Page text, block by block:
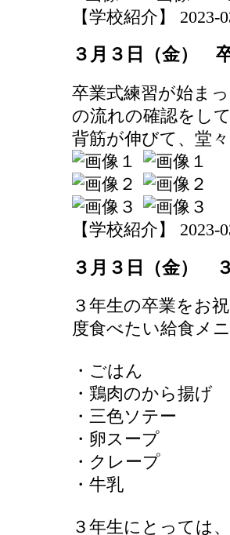
【学校紹介】 2023-
３月３日（金）
卒業式練習が始ま
の流れの確認をし
背筋が伸びて、堂
【学校紹介】 2023-
３月３日（金）
３年生の卒業をお
度食べたい給食メ
・ごはん
・鶏肉のから揚げ
・三色ソテー
・卵スープ
・クレープ
・牛乳
３年生にとっては